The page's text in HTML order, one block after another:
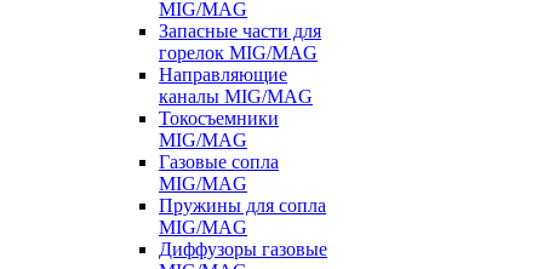
MIG/MAG
Запасные части для
горелок MIG/MAG
Направляющие
каналы MIG/MAG
Токосъемники
MIG/MAG
Газовые сопла
MIG/MAG
Пружины для сопла
MIG/MAG
Диффузоры газовые